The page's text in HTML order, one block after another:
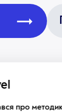
торгівлі